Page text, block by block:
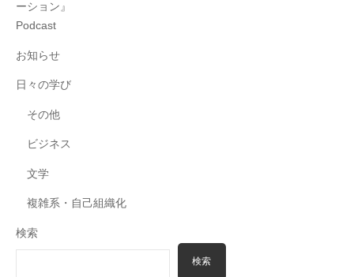
ーション』
Podcast
お知らせ
日々の学び
その他
ビジネス
文学
複雑系・自己組織化
検索
検索